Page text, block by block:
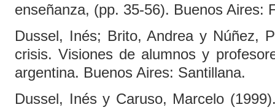
enseñanza, (pp. 35-56). Buenos Aires:
Dussel, Inés; Brito, Andrea y Núñez,
crisis. Visiones de alumnos y
argentina. Buenos Aires: Santillana.
Dussel, Inés y Caruso, Marcelo